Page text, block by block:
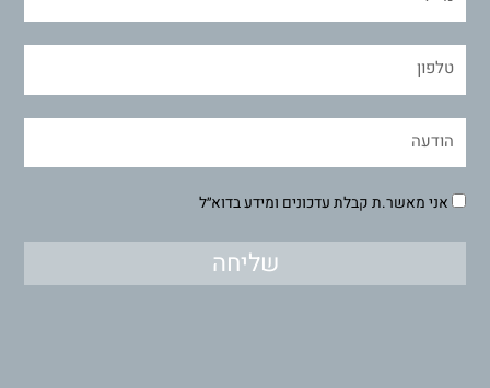
אני מאשר.ת קבלת עדכונים ומידע בדוא״ל
שליחה